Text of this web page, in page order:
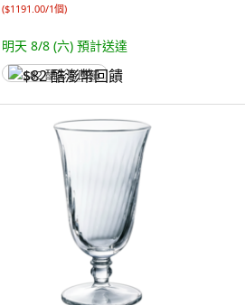
($1191.00/1個)
明天 8/8 (六) 預計送達
$82 酷澎幣回饋